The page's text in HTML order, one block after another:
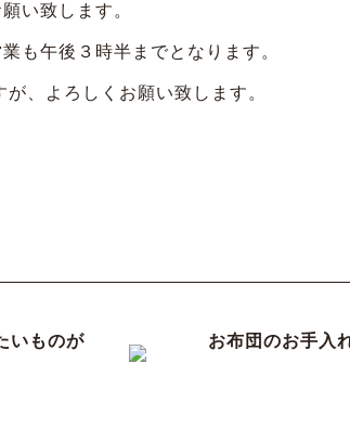
い致します。
も午後３時半までとなります。
、よろしくお願い致します。
いものが
お布団のお手入